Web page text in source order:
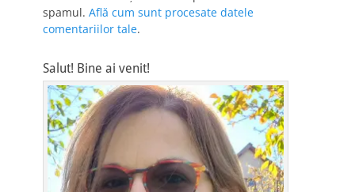
spamul. Află cum sunt procesate datele
comentariilor tale.
Salut! Bine ai venit!